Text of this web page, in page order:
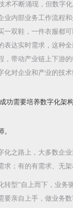
术不断涌现，但数字
业内部业务工作流程
一双鞋，一件衣服都
表达实时需求，这种
，带动产业链上下游
化对企业和产业的技术
功需要培养数字化架
化之路上，大多数企业
求；有的有需求、无架
转型“自上而下，业务
要亲自上手，做业务